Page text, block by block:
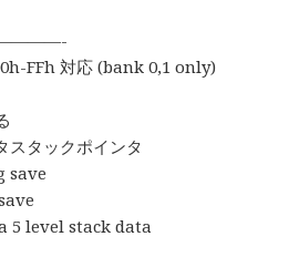
FFh 対応 (bank 0,1 only)
スタックポインタ
save
5 level stack data